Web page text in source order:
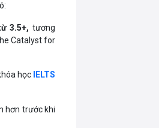
3.5+, tương
Catalyst for
học
IELTS
hơn trước khi